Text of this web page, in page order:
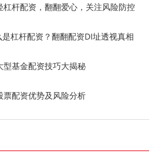
杆配资，翻翻爱心，关注风险防控
杠杆配资？翻翻配资DI址透视真相
基金配资技巧大揭秘
票配资优势及风险分析